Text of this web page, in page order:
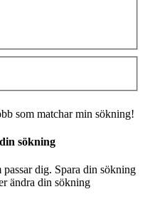
som matchar min sökning!
sökning
dig. Spara din sökning
ändra din sökning